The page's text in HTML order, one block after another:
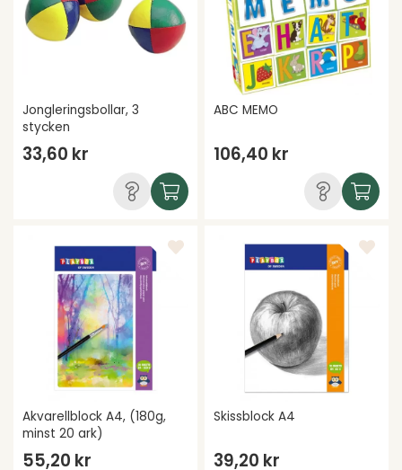
Jongleringsbollar, 3
stycken
33,60 kr
ABC MEMO
106,40 kr
Akvarellblock A4, (180g,
minst 20 ark)
55,20 kr
Skissblock A4
39,20 kr